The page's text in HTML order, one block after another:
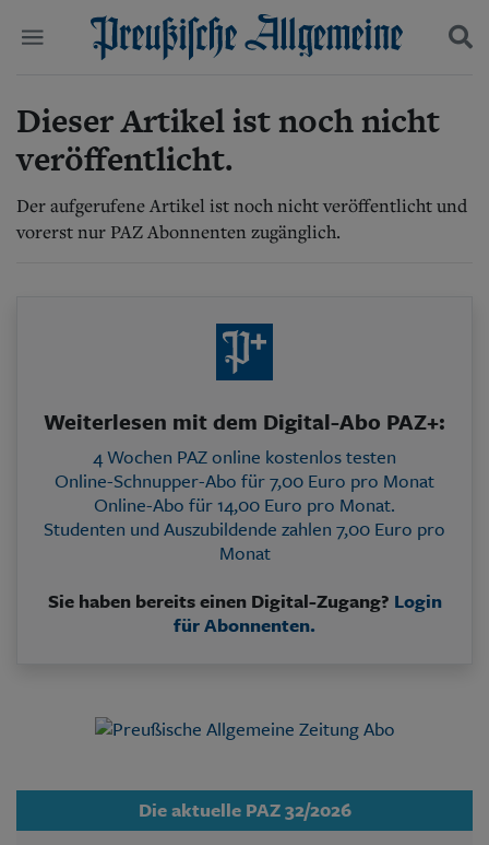
Start
Wer wir sind
Aktuelle Ausgabe
Abonnenten-Login
Abonnent werden
Abo Prämien
Archiv
Mediadaten
Politik
Kultur
Wirtschaft
Gesellschaft
Leben
Berlin-Brandenburg
Schlesien
Danzig und Westpreußen
Suchen und finden
Dieser Artikel ist noch nicht
veröffentlicht.
Der aufgerufene Artikel ist noch nicht veröffentlicht und
vorerst nur PAZ Abonnenten zugänglich.
Weiterlesen mit dem Digital-Abo PAZ+:
4 Wochen PAZ online kostenlos testen
Online-Schnupper-Abo für 7,00 Euro pro Monat
Online-Abo für 14,00 Euro pro Monat.
Studenten und Auszubildende zahlen 7,00 Euro pro
Monat
Sie haben bereits einen Digital-Zugang? Login
für Abonnenten.
Die aktuelle PAZ 32/2026